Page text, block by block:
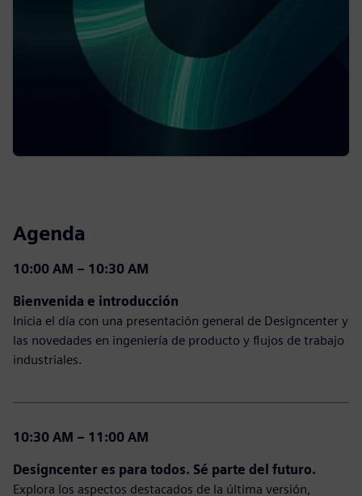
Agenda
10:00 AM – 10:30 AM
Bienvenida e introducción
Inicia el día con una presentación general de Designcenter y
las novedades en ingeniería de producto y flujos de trabajo
industriales.
10:30 AM – 11:00 AM
Designcenter es para todos. Sé parte del futuro.
Explora los aspectos destacados de la última versión,